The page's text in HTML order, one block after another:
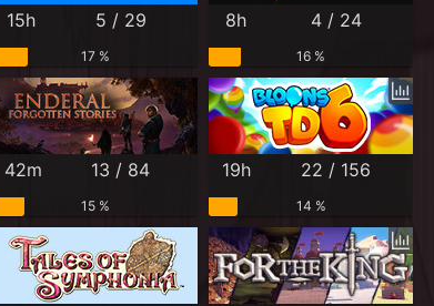
15h 5 / 29
17 %
8h 4 / 24
16 %
42m 13 / 84
15 %
19h 22 / 156
14 %